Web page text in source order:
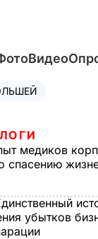
Видео
медиков
спасению
убытков